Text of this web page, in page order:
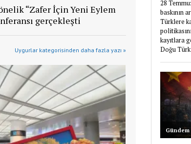
“Zafer İçin Yeni Eylem
gerçekleşti
Uygurlar kategorisinden daha fazla yazı »